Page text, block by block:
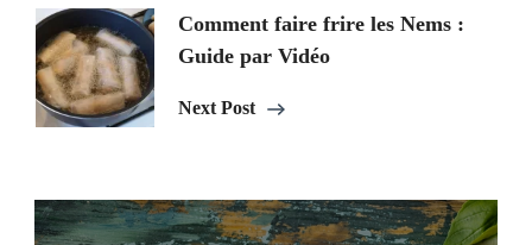
Comment faire frire les Nems :
Guide par Vidéo
Next Post